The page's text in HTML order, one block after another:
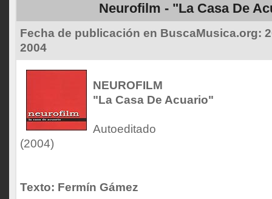
Neurofilm - "La Casa De
Fecha de publicación en BuscaMusica.org:
2004
NEUROFILM
"La Casa De Acuario"
Autoeditado
(2004)
Texto: Fermín Gámez